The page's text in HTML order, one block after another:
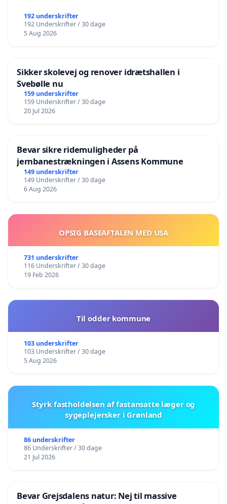
192 underskrifter
192 Underskrifter / 30 dage
5 Aug 2026
Sikker skolevej og renover idrætshallen i
Svebølle nu
159 underskrifter
159 Underskrifter / 30 dage
20 Jul 2026
Bevar sikre ridemuligheder på
jernbanestrækningen i Assens Kommune
149 underskrifter
149 Underskrifter / 30 dage
6 Aug 2026
OPSIG BASEAFTALEN MED USA
731 underskrifter
116 Underskrifter / 30 dage
19 Feb 2026
Til odder kommune
103 underskrifter
103 Underskrifter / 30 dage
5 Aug 2026
Styrk fastholdelsen af fastansatte læger og
sygeplejersker i Grønland
86 underskrifter
86 Underskrifter / 30 dage
21 Jul 2026
Bevar Grejsdalens natur: Nej til massive